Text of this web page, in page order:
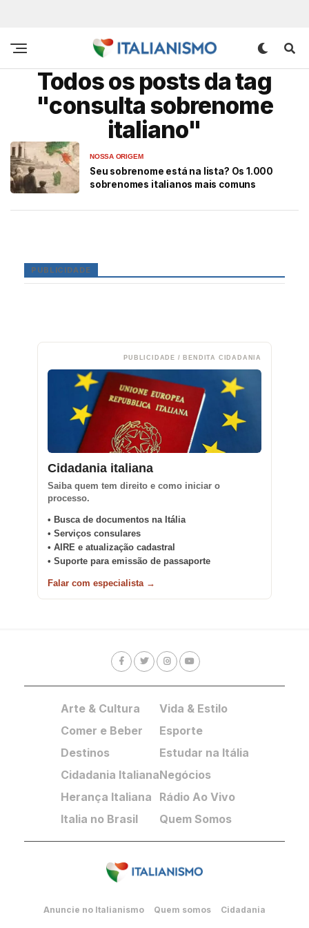
Todos os posts da tag
"consulta sobrenome
italiano"
NOSSA ORIGEM
Seu sobrenome está na lista? Os 1.000
sobrenomes italianos mais comuns
PUBLICIDADE
PUBLICIDADE / BENDITA CIDADANIA
Cidadania italiana
Saiba quem tem direito e como iniciar o
processo.
• Busca de documentos na Itália
• Serviços consulares
• AIRE e atualização cadastral
• Suporte para emissão de passaporte
Falar com especialista →
Arte & Cultura
Comer e Beber
Destinos
Cidadania Italiana
Herança Italiana
Italia no Brasil
Vida & Estilo
Esporte
Estudar na Itália
Negócios
Rádio Ao Vivo
Quem Somos
Anuncie no Italianismo Quem somos Cidadania